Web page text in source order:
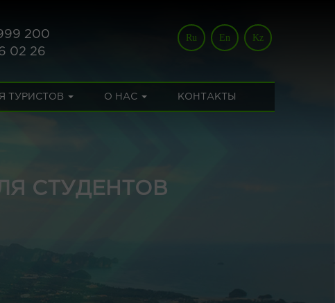
200
02 26
Ru En Kz
ТУРИСТОВ О НАС КОНТАКТЫ
СТУДЕНТОВ